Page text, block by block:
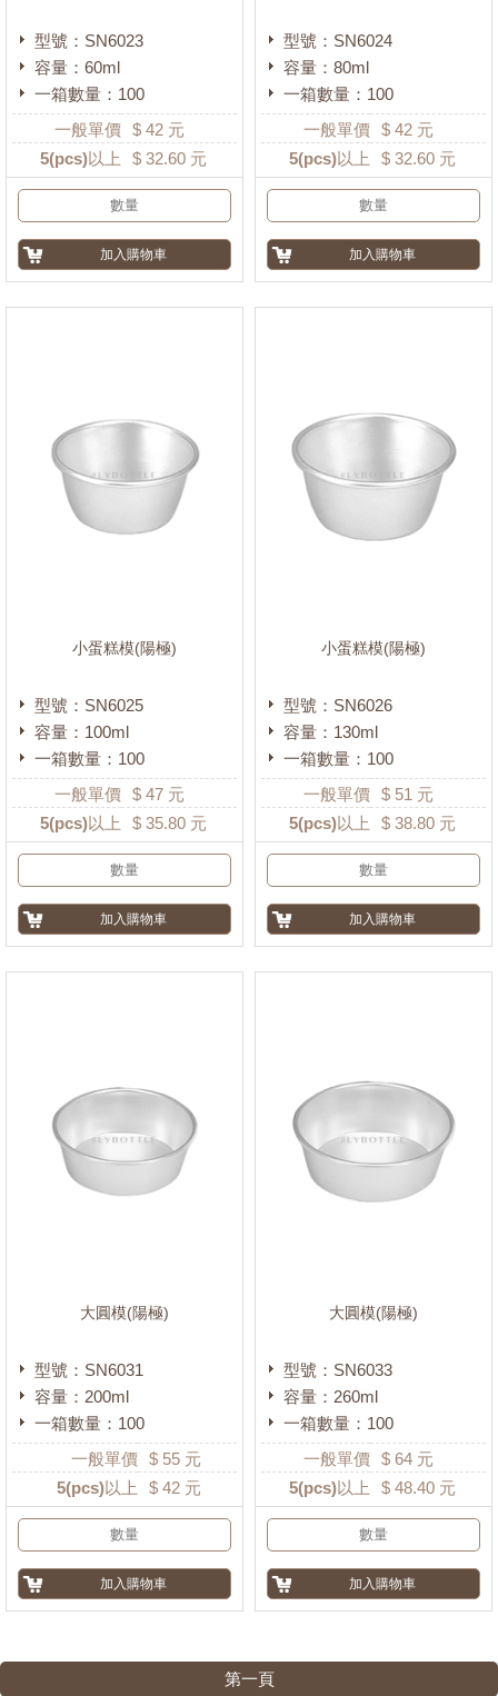
型號：SN6023
容量：60ml
一箱數量：100
一般單價 $ 42 元
5(pcs)以上 $ 32.60 元
型號：SN6024
容量：80ml
一箱數量：100
一般單價 $ 42 元
5(pcs)以上 $ 32.60 元
小蛋糕模(陽極)
型號：SN6025
容量：100ml
一箱數量：100
一般單價 $ 47 元
5(pcs)以上 $ 35.80 元
小蛋糕模(陽極)
型號：SN6026
容量：130ml
一箱數量：100
一般單價 $ 51 元
5(pcs)以上 $ 38.80 元
大圓模(陽極)
型號：SN6031
容量：200ml
一箱數量：100
一般單價 $ 55 元
5(pcs)以上 $ 42 元
大圓模(陽極)
型號：SN6033
容量：260ml
一箱數量：100
一般單價 $ 64 元
5(pcs)以上 $ 48.40 元
第一頁